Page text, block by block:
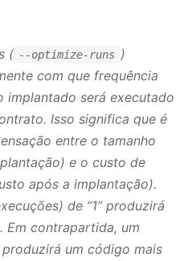
( --optimize-runs )
com que frequência
será executado
Isso significa que é
entre o tamanho
e o custo de
após a implantação).
de “1” produzirá
Em contrapartida, um
produzirá um código mais